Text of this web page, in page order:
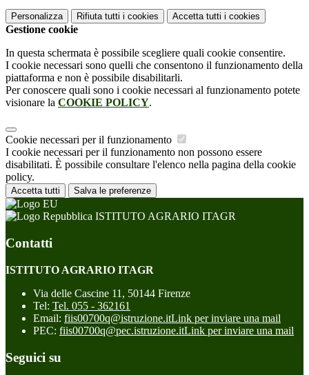
Personalizza Rifiuta tutti i cookies Accetta tutti i cookies
Gestione cookie
In questa schermata è possibile scegliere quali cookie consentire.
I cookie necessari sono quelli che consentono il funzionamento della
piattaforma e non è possibile disabilitarli.
Per conoscere quali sono i cookie necessari al funzionamento potete
visionare la COOKIE POLICY.
Cookie necessari per il funzionamento
I cookie necessari per il funzionamento non possono essere
disabilitati. È possibile consultare l'elenco nella pagina della cookie
policy.
Accetta tutti Salva le preferenze
ISTITUTO AGRARIO ITAGR
Contatti
ISTITUTO AGRARIO ITAGR
Via delle Cascine 11, 50144 Firenze
Tel: Tel. 055 - 362161
Email: fiis00700q@istruzione.itLink per inviare una mail
PEC: fiis00700q@pec.istruzione.itLink per inviare una mail
Seguici su